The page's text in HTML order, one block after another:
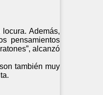
Además,
pensamientos
alcanzó
también muy